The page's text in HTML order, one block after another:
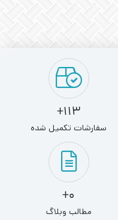
113+
سفارشات تکمیل شده
0+
مطالب وبلاگ